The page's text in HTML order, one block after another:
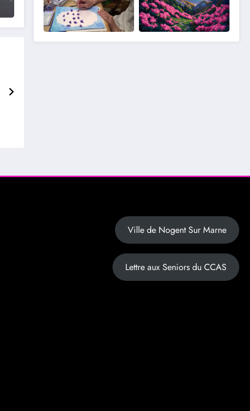
Ville de Nogent Sur Marne
Lettre aux Seniors du CCAS